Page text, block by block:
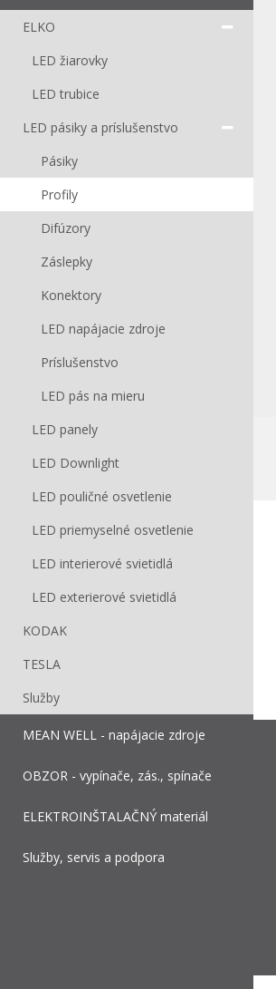
ELKO
LED žiarovky
LED trubice
LED pásiky a príslušenstvo
Pásiky
Profily
Difúzory
Záslepky
Konektory
LED napájacie zdroje
Príslušenstvo
LED pás na mieru
LED panely
LED Downlight
LED pouličné osvetlenie
LED priemyselné osvetlenie
LED interierové svietidlá
LED exterierové svietidlá
KODAK
TESLA
Služby
MEAN WELL - napájacie zdroje
OBZOR - vypínače, zás., spínače
ELEKTROINŠTALAČNÝ materiál
Služby, servis a podpora